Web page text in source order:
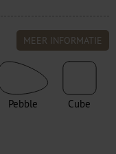
MEER INFORMATIE
Pebble Cube